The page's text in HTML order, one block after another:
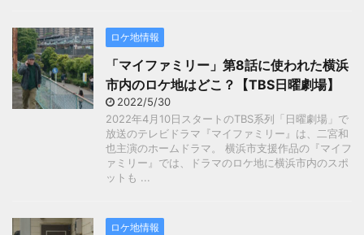
ロケ地情報
「マイファミリー」第8話に使われた横浜
市内のロケ地はどこ？【TBS日曜劇場】
2022/5/30
2022年4月10日スタートのTBS系列「日曜劇場」で
放送のテレビドラマ『マイファミリー』は、二宮和
也主演のホームドラマ。 横浜市支援作品の『マイフ
ァミリー』では、ドラマのロケ地に横浜市内のスポ
ットも ...
ロケ地情報